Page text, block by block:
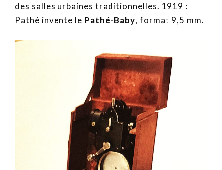
des salles urbaines traditionnelles. 1919 :
Pathé invente le Pathé-Baby, format 9,5 mm.